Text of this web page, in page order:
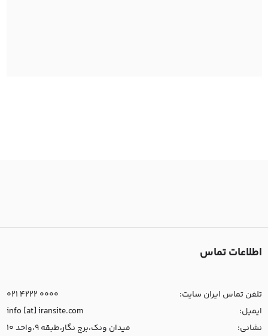
اطلاعات تماس
تلفن تماس ایران سایت:
021 4222 0000
ایمیل:
info [at] iransite.com
نشانی:
میدان ونک،برج نگار،طبقه 9،واحد 10